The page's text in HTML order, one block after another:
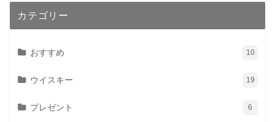
カテゴリー
おすすめ 10
ウイスキー 19
プレゼント 6